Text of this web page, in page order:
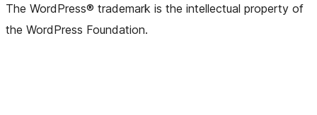
The WordPress® trademark is the intellectual property of
the WordPress Foundation.